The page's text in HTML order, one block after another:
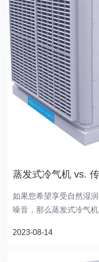
如果您希望享受自然湿
噪音，那么蒸发式冷气
2023-08-14